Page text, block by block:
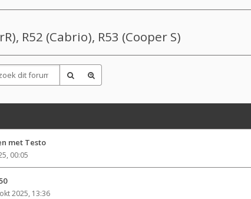
R52 (Cabrio), R53 (Cooper S)
met Testo
00:05
2025, 13:36